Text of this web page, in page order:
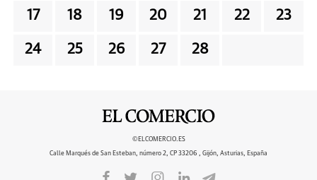
17 18 19 20 21 22 23
24 25 26 27 28
©ELCOMERCIO.ES
Calle Marqués de San Esteban, número 2, CP 33206 , Gijón, Asturias, España